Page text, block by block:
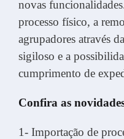
novas
processo físico, a
agrupadores através
sigiloso e a
cumprimento de
Confira as
1- Importação de